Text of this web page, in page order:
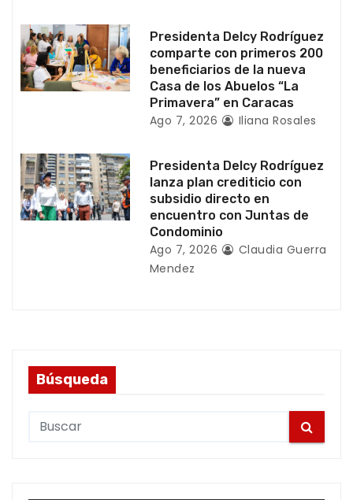
a
d
Presidenta Delcy Rodríguez
comparte con primeros 200
beneficiarios de la nueva
Casa de los Abuelos “La
Primavera” en Caracas
Ago 7, 2026 Iliana Rosales
Presidenta Delcy Rodríguez
lanza plan crediticio con
subsidio directo en
encuentro con Juntas de
Condominio
Ago 7, 2026
Claudia Guerra
Mendez
Búsqueda